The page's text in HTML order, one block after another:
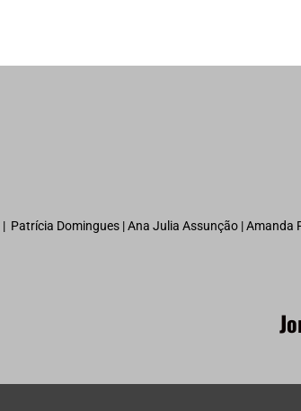
Patrícia Domingues | Ana Julia Assunção | Amanda